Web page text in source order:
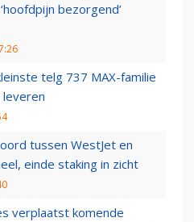
bezorgend’
telg 737 MAX-familie
leveren
tussen WestJet en
einde staking in zicht
verplaatst komende